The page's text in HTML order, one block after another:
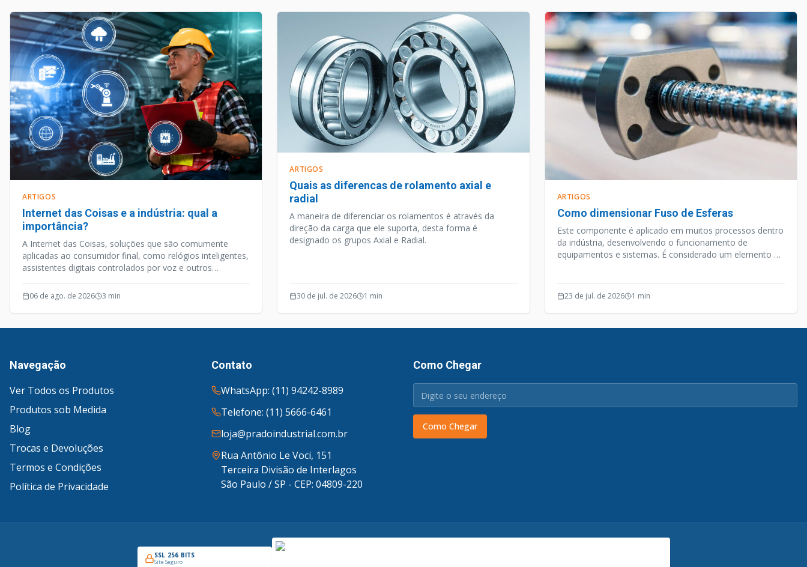
ARTIGOS
Internet das Coisas e a indústria: qual a
importância?
A Internet das Coisas, soluções que são comumente
aplicadas ao consumidor final, como relógios inteligentes,
assistentes digitais controlados por voz e outros
tecnológica que caminhou a passos largos nos últimos
anos.
06 de ago. de 2026 3 min
ARTIGOS
Quais as diferencas de rolamento axial e
radial
A maneira de diferenciar os rolamentos é através da
direção da carga que ele suporta, desta forma é
designado os grupos Axial e Radial.
30 de jul. de 2026 1 min
ARTIGOS
Como dimensionar Fuso de Esferas
Este componente é aplicado em muitos processos dentro
da indústria, desenvolvendo o funcionamento de
equipamentos e sistemas. É considerado um elemento de
23 de jul. de 2026 1 min
Navegação
Ver Todos os Produtos
Produtos sob Medida
Blog
Trocas e Devoluções
Termos e Condições
Política de Privacidade
Contato
WhatsApp: (11) 94242-8989
Telefone: (11) 5666-6461
loja@pradoindustrial.com.br
Rua Antônio Le Voci, 151
Terceira Divisão de Interlagos
São Paulo / SP - CEP: 04809-220
Como Chegar
Como Chegar
SSL 256 BITS
Site Seguro